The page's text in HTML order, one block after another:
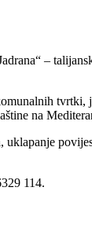
–
na
114.